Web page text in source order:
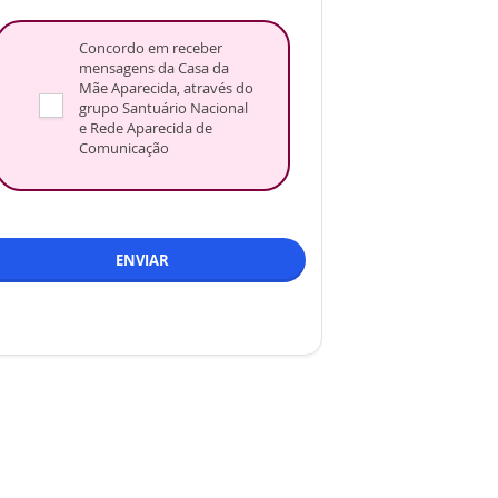
Concordo em receber
mensagens da Casa da
Mãe Aparecida, através do
grupo Santuário Nacional
e Rede Aparecida de
Comunicação
ENVIAR